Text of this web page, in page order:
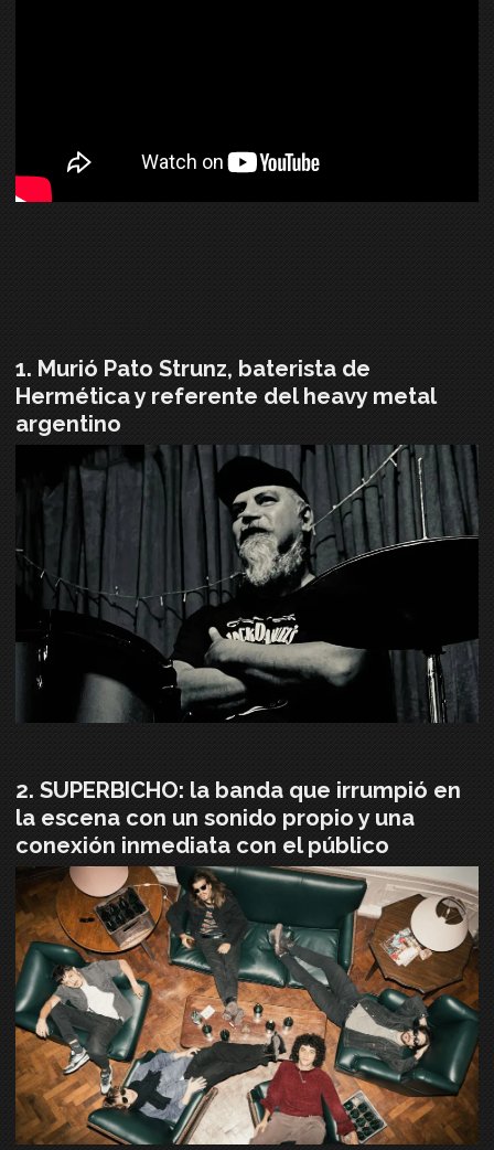
Murió Pato Strunz, baterista de
Hermética y referente del heavy metal
argentino
SUPERBICHO: la banda que irrumpió en
la escena con un sonido propio y una
conexión inmediata con el público